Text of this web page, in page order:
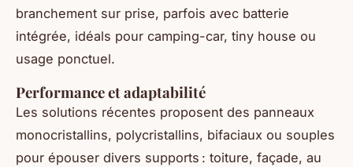
branchement sur prise, parfois avec batterie
intégrée, idéals pour camping-car, tiny house ou
usage ponctuel.
Performance et adaptabilité
Les solutions récentes proposent des panneaux
monocristallins, polycristallins, bifaciaux ou souples
pour épouser divers supports : toiture, façade, au